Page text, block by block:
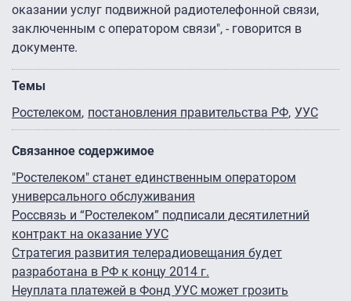
оказании услуг подвижной радиотелефонной связи,
заключенным с оператором связи", - говорится в
документе.
Темы
Ростелеком постановления правительства РФ УУС
Связанное содержимое
"Ростелеком" станет единственным оператором
универсального обслуживания
Россвязь и “Ростелеком” подписали десятилетний
контракт на оказание УУС
Стратегия развития телерадиовещания будет
разработана в РФ к концу 2014 г.
Неуплата платежей в Фонд УУС может грозить